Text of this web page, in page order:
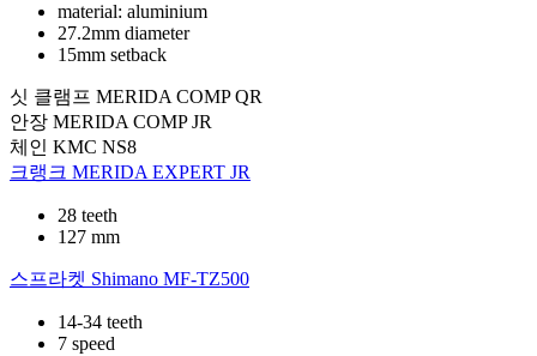
material: aluminium
27.2mm diameter
15mm setback
싯 클램프 MERIDA COMP QR
안장 MERIDA COMP JR
체인 KMC NS8
크랭크 MERIDA EXPERT JR
28 teeth
127 mm
스프라켓 Shimano MF-TZ500
14-34 teeth
7 speed